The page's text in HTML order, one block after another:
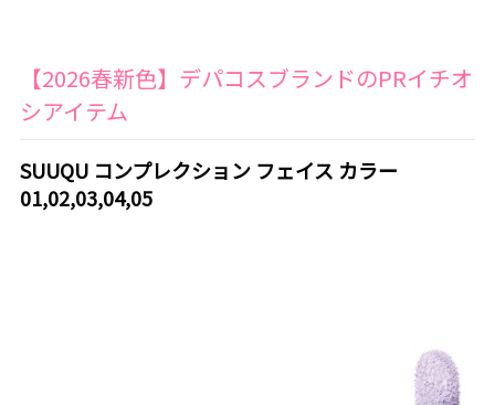
【2026春新色】デパコスブランドのPRイチオ
シアイテム
SUUQU コンプレクション フェイス カラー
01,02,03,04,05